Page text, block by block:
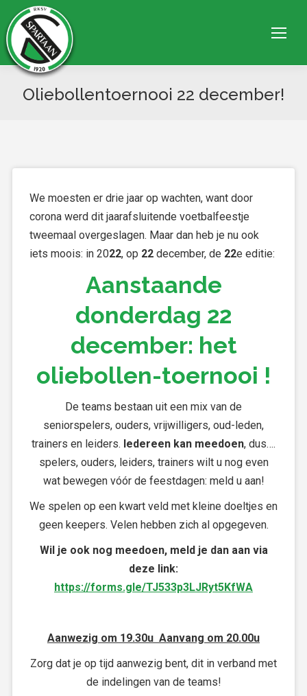
Oliebollentoernooi 22 december!
We moesten er drie jaar op wachten, want door
corona werd dit jaarafsluitende voetbalfeestje
tweemaal overgeslagen. Maar dan heb je nu ook
iets moois: in 2022, op 22 december, de 22e editie:
Aanstaande
donderdag 22
december: het
oliebollen-toernooi !
De teams bestaan uit een mix van de
seniorspelers, ouders, vrijwilligers, oud-leden,
trainers en leiders. Iedereen kan meedoen, dus….
spelers, ouders, leiders, trainers wilt u nog even
wat bewegen vóór de feestdagen: meld u aan!
We spelen op een kwart veld met kleine doeltjes en
geen keepers. Velen hebben zich al opgegeven.
Wil je ook nog meedoen, meld je dan aan via
deze link:
https://forms.gle/TJ533p3LJRyt5KfWA
Aanwezig om 19.30u Aanvang om 20.00u
Zorg dat je op tijd aanwezig bent, dit in verband met
de indelingen van de teams!